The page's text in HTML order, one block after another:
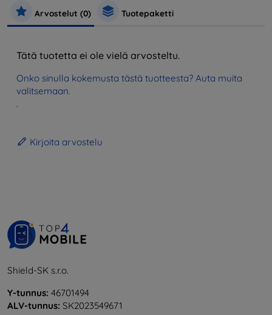
Arvostelut (0) Tuotepaketti
Tätä tuotetta ei ole vielä arvosteltu.
Onko sinulla kokemusta tästä tuotteesta? Auta muita
valitsemaan.
.
Kirjoita arvostelu
Shield-SK s.r.o.
Y-tunnus: 46701494
ALV-tunnus: SK2023549671